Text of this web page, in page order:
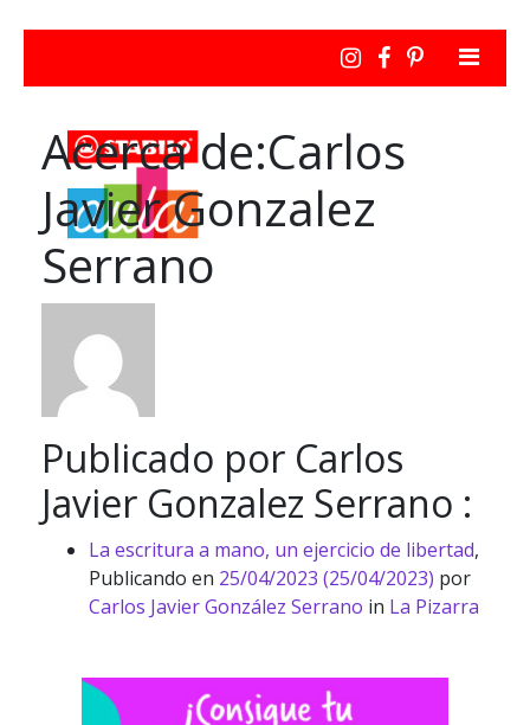
Acerca de:Carlos
Javier Gonzalez
Serrano
Publicado por Carlos
Javier Gonzalez Serrano :
La escritura a mano, un ejercicio de libertad,
Publicando en 25/04/2023 (25/04/2023) por
Carlos Javier González Serrano in La Pizarra